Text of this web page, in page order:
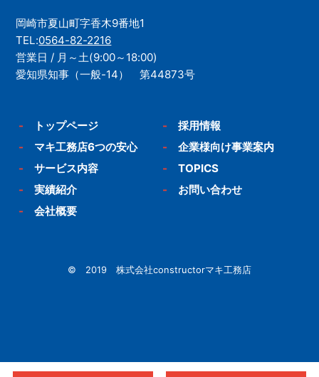
岡崎市夏山町字香木9番地1
TEL:0564-82-2216
営業日 / 月～土(9:00～18:00)
愛知県知事（一般-14） 第44873号
-
トップページ
-
マキ工務店6つの安心
-
サービス内容
-
実績紹介
-
会社概要
-
採用情報
-
企業様向け事業案内
-
TOPICS
-
お問い合わせ
© 2019 株式会社constructorマキ工務店